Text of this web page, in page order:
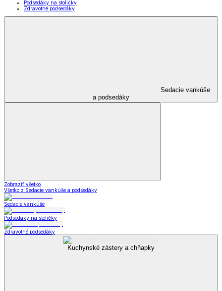
Podsedáky na stoličky
Zdravotné podsedáky
Sedacie vankúše
a podsedáky
Zobraziť všetko
Všetko z Sedacie vankúše a podsedáky
Sedacie vankúše
Podsedáky na stoličky
Zdravotné podsedáky
Kuchynské zástery a chňapky